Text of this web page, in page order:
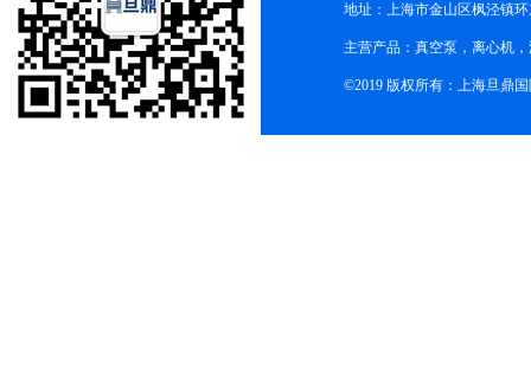
地址：上海市金山区枫泾镇
主营产品：真空泵，离心机
©2019 版权所有：上海旦鼎